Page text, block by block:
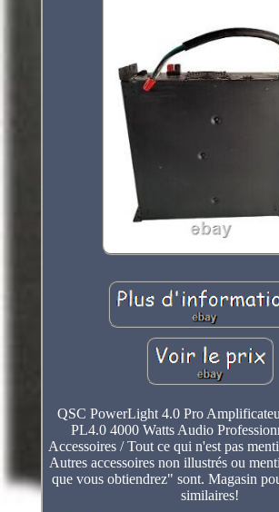
QSC PowerLight 4.0 Pro
PL4.0 4000 Watts Audio
Accessoires / Tout ce qui n'est pas
Autres accessoires non illustrés ou
que vous obtiendrez" sont. Magasin
similaires!